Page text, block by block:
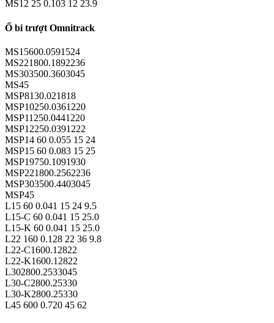
MS12 25 0.103 12 23.9
Ổ bi trượt Omnitrack
MS15600.0591524
MS221800.1892236
MS303500.3603045
MS45
MSP8130.021818
MSP10250.0361220
MSP11250.0441220
MSP12250.0391222
MSP14 60 0.055 15 24
MSP15 60 0.083 15 25
MSP19750.1091930
MSP221800.2562236
MSP303500.4403045
MSP45
L15 60 0.041 15 24 9.5
L15-C 60 0.041 15 25.0
L15-K 60 0.041 15 25.0
L22 160 0.128 22 36 9.8
L22-C1600.12822
L22-K1600.12822
L302800.2533045
L30-C2800.25330
L30-K2800.25330
L45 600 0.720 45 62